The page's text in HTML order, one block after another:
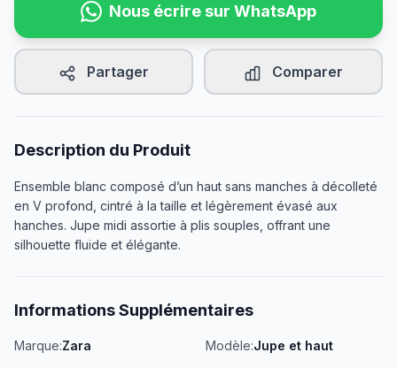
Nous écrire sur WhatsApp
Partager Comparer
Description du Produit
Ensemble blanc composé d’un haut sans manches à décolleté
en V profond, cintré à la taille et légèrement évasé aux
hanches. Jupe midi assortie à plis souples, offrant une
silhouette fluide et élégante.
Informations Supplémentaires
Marque:Zara Modèle:Jupe et haut